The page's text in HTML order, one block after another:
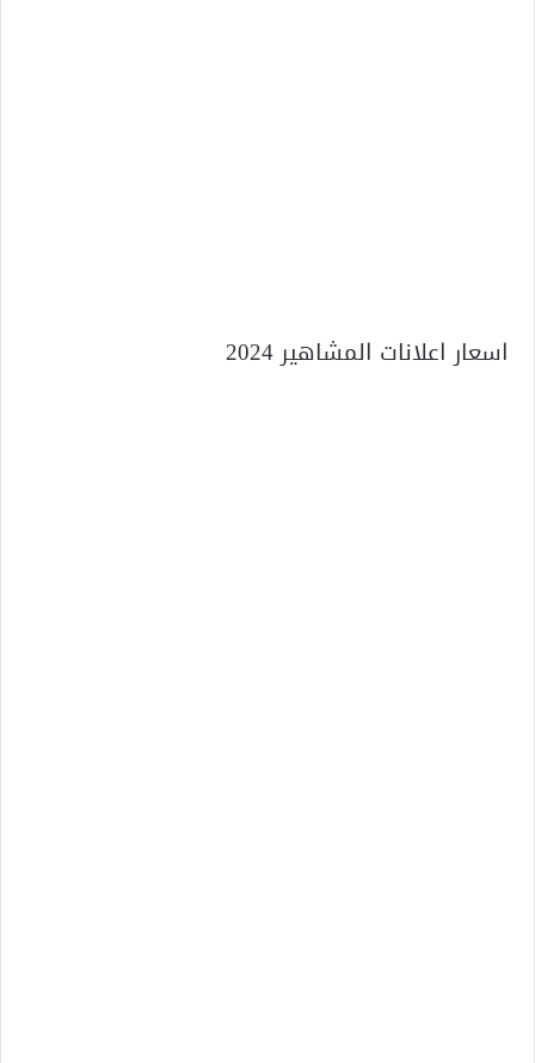
اسعار اعلانات المشاهير 2024